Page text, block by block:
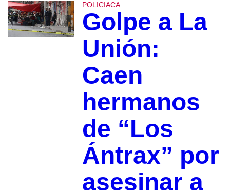
POLICIACA
Golpe a La
Unión:
Caen
hermanos
de “Los
Ántrax” por
asesinar a